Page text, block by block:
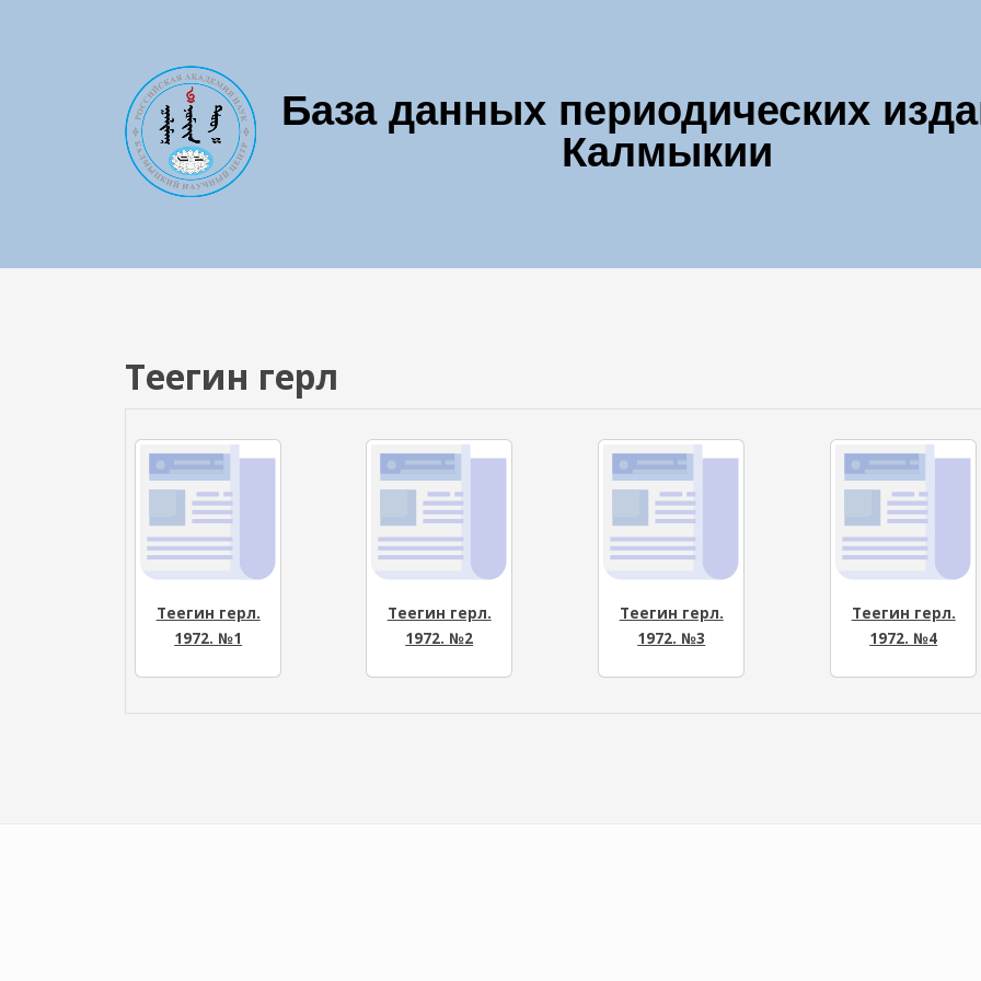
База данных периодических
Калмыкии
Теегин герл
Теегин герл.
1972. №1
Теегин герл.
1972. №2
Теегин герл.
1972. №3
Теегин герл.
1972. №4